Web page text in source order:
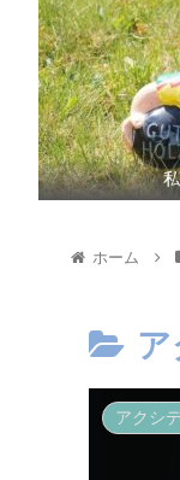
ホーム
アクシ